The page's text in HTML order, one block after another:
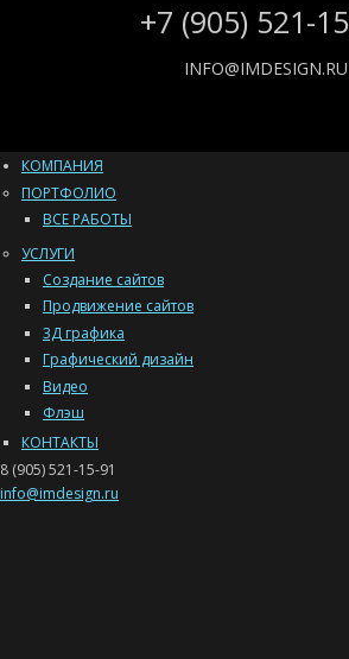
+7 (905) 521-
INFO@IMDESIGN.RU
КОМПАНИЯ
ПОРТФОЛИО
ВСЕ РАБОТЫ
УСЛУГИ
Создание сайтов
Продвижение сайтов
3Д графика
Графический дизайн
Видео
Флэш
КОНТАКТЫ
8 (905) 521-15-91
info@imdesign.ru